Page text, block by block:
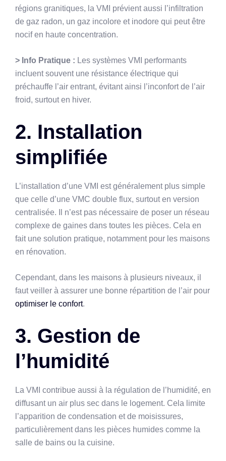
régions granitiques, la VMI prévient aussi l’infiltration
de gaz radon, un gaz incolore et inodore qui peut être
nocif en haute concentration.
> Info Pratique : Les systèmes VMI performants
incluent souvent une résistance électrique qui
préchauffe l’air entrant, évitant ainsi l’inconfort de l’air
froid, surtout en hiver.
2. Installation
simplifiée
L’installation d’une VMI est généralement plus simple
que celle d’une VMC double flux, surtout en version
centralisée. Il n’est pas nécessaire de poser un réseau
complexe de gaines dans toutes les pièces. Cela en
fait une solution pratique, notamment pour les maisons
en rénovation.
Cependant, dans les maisons à plusieurs niveaux, il
faut veiller à assurer une bonne répartition de l’air pour
optimiser le confort.
3. Gestion de
l’humidité
La VMI contribue aussi à la régulation de l’humidité, en
diffusant un air plus sec dans le logement. Cela limite
l’apparition de condensation et de moisissures,
particulièrement dans les pièces humides comme la
salle de bains ou la cuisine.